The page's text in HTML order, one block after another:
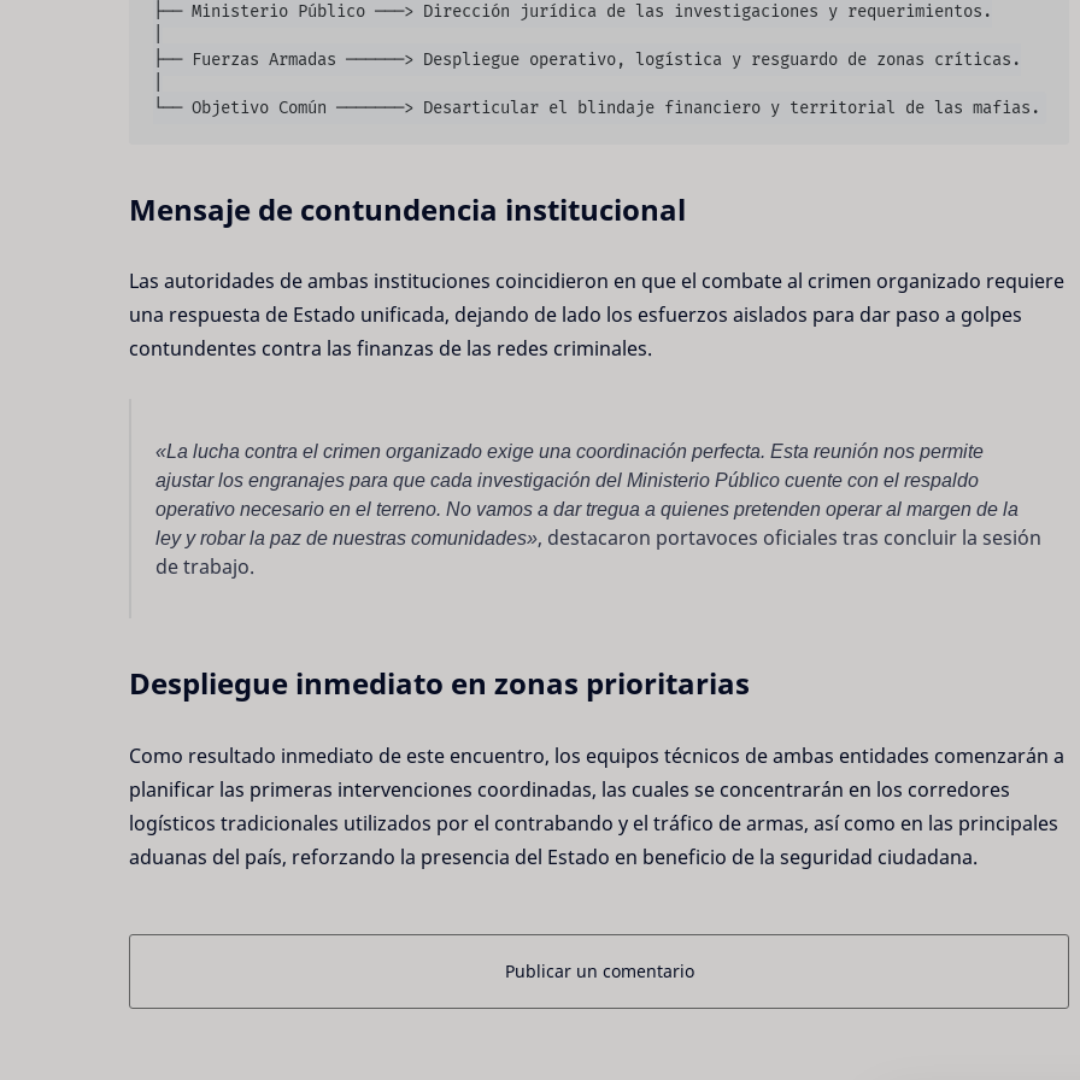
├── Ministerio Público ───> Dirección jurídica de las investigaciones y requerimientos.
├── Fuerzas Armadas ──────> Despliegue operativo, logística y resguardo de zonas críticas.
Mensaje de contundencia institucional
Las autoridades de ambas instituciones coincidieron en que el combate al crimen organizado requiere
una respuesta de Estado unificada, dejando de lado los esfuerzos aislados para dar paso a golpes
contundentes contra las finanzas de las redes criminales.
«La lucha contra el crimen organizado exige una coordinación perfecta. Esta reunión nos permite
ajustar los engranajes para que cada investigación del Ministerio Público cuente con el respaldo
operativo necesario en el terreno. No vamos a dar tregua a quienes pretenden operar al margen de la
ley y robar la paz de nuestras comunidades», destacaron portavoces oficiales tras concluir la sesión
de trabajo.
Despliegue inmediato en zonas prioritarias
Como resultado inmediato de este encuentro, los equipos técnicos de ambas entidades comenzarán a
planificar las primeras intervenciones coordinadas, las cuales se concentrarán en los corredores
logísticos tradicionales utilizados por el contrabando y el tráfico de armas, así como en las principales
aduanas del país, reforzando la presencia del Estado en beneficio de la seguridad ciudadana.
Publicar un comentario